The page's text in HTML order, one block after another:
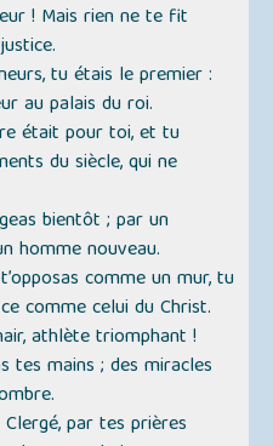
! Mais rien ne te fit
tu étais le premier :
au palais du roi.
était pour toi, et tu
du siècle, qui ne
bientôt ; par un
homme nouveau.
comme un mur, tu
comme celui du Christ.
athlète triomphant !
tes mains ; des miracles
par tes prières